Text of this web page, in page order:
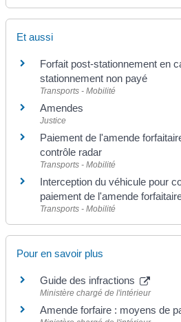
Et aussi
Forfait post-stationnement en
stationnement non payé
Transports - Mobilité
Amendes
Justice
Paiement de l'amende
contrôle radar
Transports - Mobilité
Interception du véhicule pour
paiement de l'amende
Transports - Mobilité
Pour en savoir plus
Guide des infractions
Ministère chargé de l'intérieur
Amende forfaire : moyens de